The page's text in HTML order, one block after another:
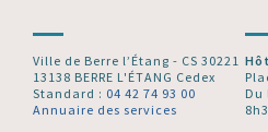
Ville de Berre l’Étang - CS 30221
13138 BERRE L'ÉTANG Cedex
Standard : 04 42 74 93 00
Annuaire des services
Du